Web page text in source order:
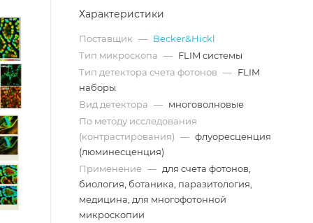
Характеристики
Поставщик — Becker&Hickl
Тип микроскопа — FLIM системы
Тип детектора счета фотонов — FLIM
наборы
Вид детектора — многоволновые
По методу исследования
(контрастирования) — флуоресценция
(люминесценция)
Применение — для счета фотонов,
биология, ботаника, паразитология,
медицина, для многофотонной
микроскопии